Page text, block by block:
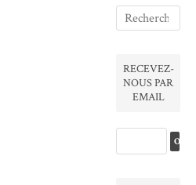
RECEVEZ-
NOUS PAR
EMAIL